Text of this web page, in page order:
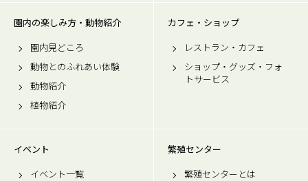
園内の楽しみ方・動物紹介
園内見どころ
動物とのふれあい体験
動物紹介
植物紹介
カフェ・ショップ
レストラン・カフェ
ショップ・グッズ・フォ
トサービス
イベント
イベント一覧
繁殖センター
繁殖センターとは